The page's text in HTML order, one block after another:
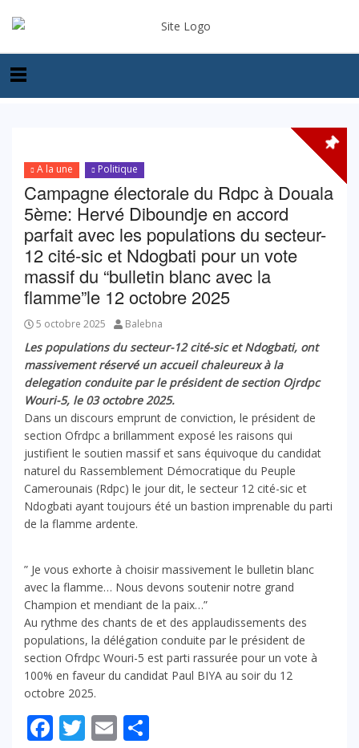
A la une Politique
Campagne électorale du Rdpc à Douala
5ème: Hervé Diboundje en accord
parfait avec les populations du secteur-
12 cité-sic et Ndogbati pour un vote
massif du “bulletin blanc avec la
flamme”le 12 octobre 2025
5 octobre 2025 Balebna
Les populations du secteur-12 cité-sic et Ndogbati, ont
massivement réservé un accueil chaleureux à la
delegation conduite par le président de section Ojrdpc
Wouri-5, le 03 octobre 2025.
Dans un discours emprunt de conviction, le président de
section Ofrdpc a brillamment exposé les raisons qui
justifient le soutien massif et sans équivoque du candidat
naturel du Rassemblement Démocratique du Peuple
Camerounais (Rdpc) le jour dit, le secteur 12 cité-sic et
Ndogbati ayant toujours été un bastion imprenable du parti
de la flamme ardente.
” Je vous exhorte à choisir massivement le bulletin blanc
avec la flamme… Nous devons soutenir notre grand
Champion et mendiant de la paix…”
Au rythme des chants de et des applaudissements des
populations, la délégation conduite par le président de
section Ofrdpc Wouri-5 est parti rassurée pour un vote à
100% en faveur du candidat Paul BIYA au soir du 12
octobre 2025.
Facebook
Twitter
Email